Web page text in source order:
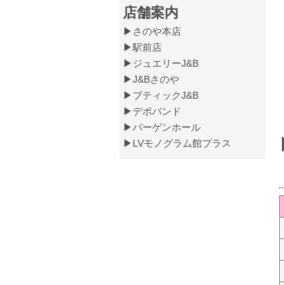
店舗案内
▶さのや本店
▶駅前店
▶ジュエリーJ&B
▶J&Bさのや
▶ブティックJ&B
▶デポバンド
▶バーゲンホール
▶LVモノグラム館プラス